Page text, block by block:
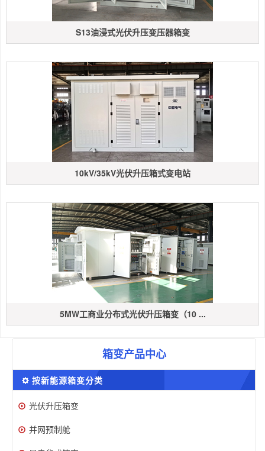
S13油浸式光伏升压变压器箱变
10kV/35kV光伏升压箱式变电站
5MW工商业分布式光伏升压箱变（10 ...
箱变产品中心
按新能源箱变分类
光伏升压箱变
并网预制舱